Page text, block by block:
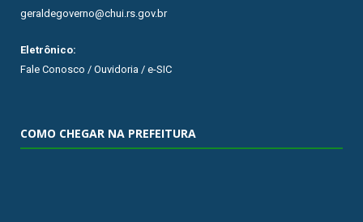
geraldegoverno@chui.rs.gov.br
Eletrônico:
Fale Conosco / Ouvidoria / e-SIC
COMO CHEGAR NA PREFEITURA